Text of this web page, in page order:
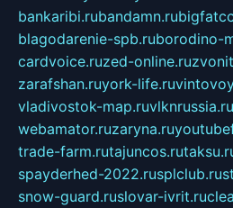
bankaribi.rubandamn.ru
blagodarenie-spb.ruborodino-
cardvoice.ruzed-online.ru
zarafshan.ruyork-life.ru
vladivostok-map.ruvlknrussia.ru
webamator.ruzaryna.ru
trade-farm.rutajuncos.ru
spayderhed-2022.rusplclub.ru
snow-guard.ruslovar-ivrit.ru